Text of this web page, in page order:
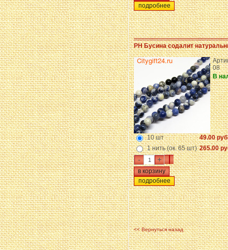
подробнее
PH Бусина содалит
08
В
10 шт
49.00
1 нить (ок. 65 шт) 265.00
- +
подробнее
<< Вернуться назад